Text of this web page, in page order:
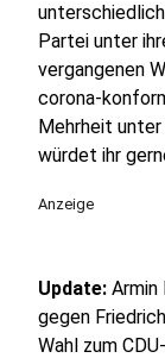
Partei unter
vergangenen
corona-
Mehrheit
würdet ihr
Anzeige
Update: Armin
gegen
Wahl zum